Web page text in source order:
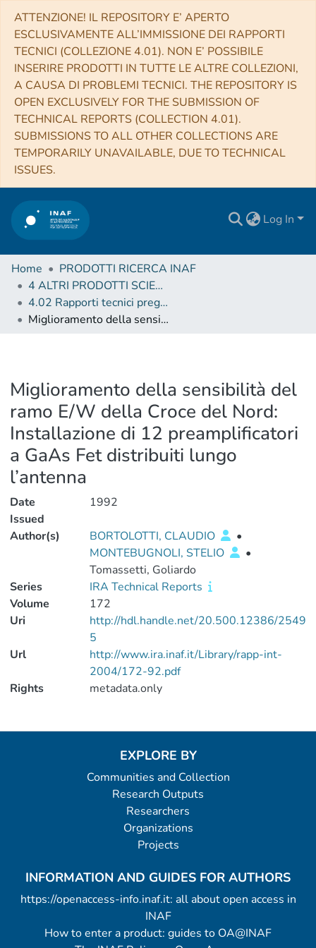
ATTENZIONE! IL REPOSITORY E’ APERTO
ESCLUSIVAMENTE ALL’IMMISSIONE DEI RAPPORTI
TECNICI (COLLEZIONE 4.01). NON E’ POSSIBILE
INSERIRE PRODOTTI IN TUTTE LE ALTRE COLLEZIONI,
A CAUSA DI PROBLEMI TECNICI. THE REPOSITORY IS
OPEN EXCLUSIVELY FOR THE SUBMISSION OF
TECHNICAL REPORTS (COLLECTION 4.01).
SUBMISSIONS TO ALL OTHER COLLECTIONS ARE
TEMPORARILY UNAVAILABLE, DUE TO TECHNICAL
ISSUES.
Log In
Home
PRODOTTI RICERCA INAF
4 ALTRI PRODOTTI SCIENTIFICI (Other scientific products)
4.02 Rapporti tecnici pregressi
Miglioramento della sensibilità del ramo E/W della Croce del Nord: Installazione di 12 preamplificatori a GaAs Fet distribuiti lungo l’antenna
Miglioramento della sensibilità del
ramo E/W della Croce del Nord:
Installazione di 12 preamplificatori
a GaAs Fet distribuiti lungo
l’antenna
Date
Issued
1992
Author(s) BORTOLOTTI, CLAUDIO
•
MONTEBUGNOLI, STELIO
•
Tomassetti, Goliardo
Series
IRA Technical Reports
Volume
172
Uri
http://hdl.handle.net/20.500.12386/2549
5
Url
http://www.ira.inaf.it/Library/rapp-int-
2004/172-92.pdf
Rights
metadata.only
EXPLORE BY
Communities and Collection
Research Outputs
Researchers
Organizations
Projects
INFORMATION AND GUIDES FOR AUTHORS
https://openaccess-info.inaf.it: all about open access in
INAF
How to enter a product: guides to OA@INAF